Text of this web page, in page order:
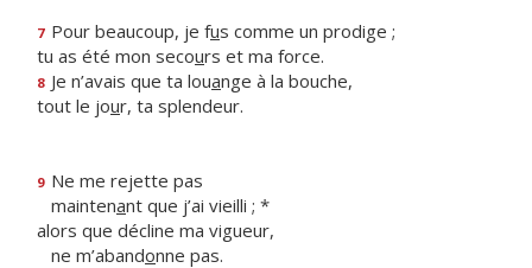
7 Pour beaucoup, je fus comme un prodige ;
tu as été mon secours et ma force.
8 Je n’avais que ta louange à la bouche,
tout le jour, ta splendeur.
9 Ne me rejette pas
maintenant que j’ai vieilli ; *
alors que décline ma vigueur,
ne m’abandonne pas.